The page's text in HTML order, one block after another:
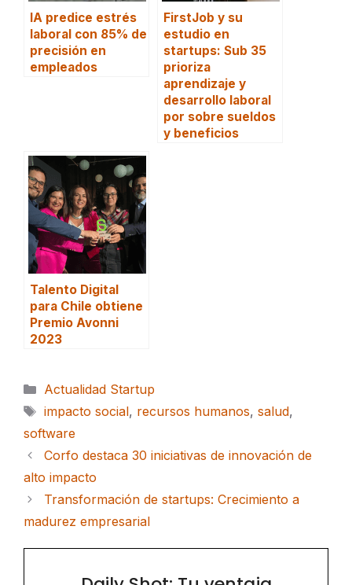
IA predice estrés
laboral con 85% de
precisión en
empleados
FirstJob y su
estudio en
startups: Sub 35
prioriza
aprendizaje y
desarrollo laboral
por sobre sueldos
y beneficios
Talento Digital
para Chile obtiene
Premio Avonni
2023
Categorías
Actualidad Startup
Etiquetas
impacto social, recursos humanos, salud,
software
Corfo destaca 30 iniciativas de innovación de
alto impacto
Transformación de startups: Crecimiento a
madurez empresarial